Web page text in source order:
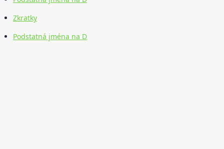
Zkratky
Podstatná jména na D